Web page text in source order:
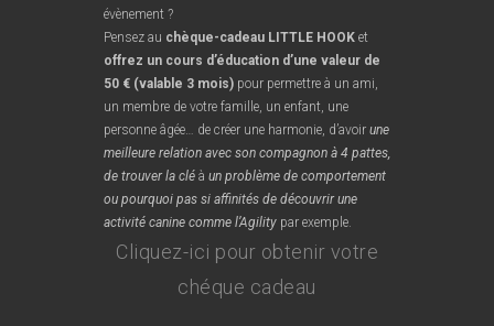
évènement ?
Pensez au chèque-cadeau LITTLE HOOK et
offrez un cours d’éducation d’une valeur de
50 € (valable 3 mois) pour permettre à un ami,
un membre de votre famille, un enfant, une
personne âgée… de créer une harmonie, d’avoir une
meilleure relation avec son compagnon à 4 pattes,
de trouver la clé à un problème de comportement
ou pourquoi pas si affinités de découvrir une
activité canine comme l’Agility par exemple.
Cliquez-ici pour obtenir votre
chéque cadeau